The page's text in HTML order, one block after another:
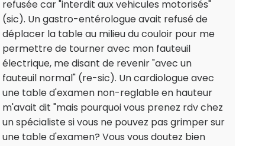
refusée car "interdit aux vehicules motorisés"
(sic). Un gastro-entérologue avait refusé de
déplacer la table au milieu du couloir pour me
permettre de tourner avec mon fauteuil
électrique, me disant de revenir "avec un
fauteuil normal" (re-sic). Un cardiologue avec
une table d'examen non-reglable en hauteur
m'avait dit "mais pourquoi vous prenez rdv chez
un spécialiste si vous ne pouvez pas grimper sur
une table d'examen? Vous vous doutez bien